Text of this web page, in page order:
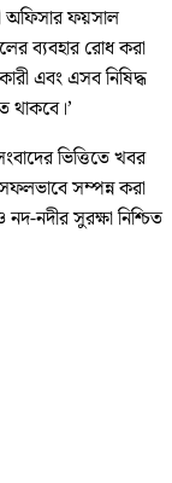
অফিসার ফয়সাল
ব্যবহার রোধ করা
এবং এসব নিষিদ্ধ
থাকবে।’
ভিত্তিতে খবর
সম্পন্ন করা
নদীর সুরক্ষা নিশ্চিত